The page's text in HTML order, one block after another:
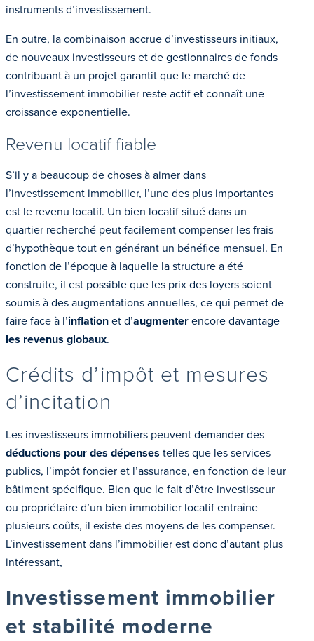
instruments d’investissement.
En outre, la combinaison accrue d’investisseurs initiaux,
de nouveaux investisseurs et de gestionnaires de fonds
contribuant à un projet garantit que le marché de
l’investissement immobilier reste actif et connaît une
croissance exponentielle.
Revenu locatif fiable
S’il y a beaucoup de choses à aimer dans
l’investissement immobilier, l’une des plus importantes
est le revenu locatif. Un bien locatif situé dans un
quartier recherché peut facilement compenser les frais
d’hypothèque tout en générant un bénéfice mensuel. En
fonction de l’époque à laquelle la structure a été
construite, il est possible que les prix des loyers soient
soumis à des augmentations annuelles, ce qui permet de
faire face à l’inflationet d’augmenterencore davantage
les revenus globaux.
Crédits d’impôt et mesures
d’incitation
Les investisseurs immobiliers peuvent demander des
déductions pour des dépenses telles que les services
publics, l’impôt foncier et l’assurance, en fonction de leur
bâtiment spécifique. Bien que le fait d’être investisseur
ou propriétaire d’un bien immobilier locatif entraîne
plusieurs coûts, il existe des moyens de les compenser.
L’investissement dans l’immobilier est donc d’autant plus
intéressant,
Investissement immobilier
et stabilité moderne